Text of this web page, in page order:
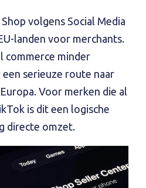
volgens Social Media
landen voor merchants.
commerce minder
een serieuze route naar
Voor merken die al
is dit een logische
directe omzet.